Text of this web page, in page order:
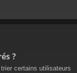
?
certains utilisateurs